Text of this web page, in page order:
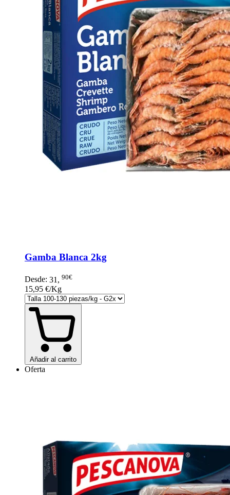
Gamba Blanca 2kg
Desde: 31 , 90€
15,95 €/Kg
Añadir al carrito
Oferta